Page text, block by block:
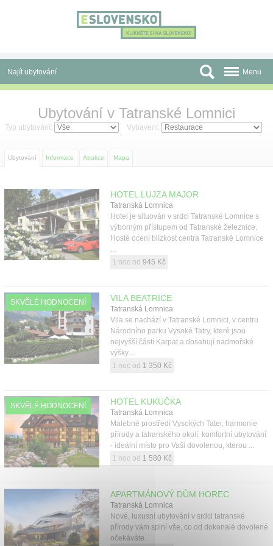
Najít ubytování
Slevy a Last Minute
Před cestou
Atrakce
O nás
Menu
Ubytování v Tatranské Lomnici
Typ ubytování: Vybavení:
Ubytování Informace Atrakce Mapa
HOTEL LUJZA MAJOR
Tatranská Lomnica
Hotel je situován v srdci Tatranské Lomnice s
výborným přístupem od Tatranské železnice.
Hosté ocení blízkost centra Tatranské Lomnice
...
1 noc od 945 Kč
SKVĚLÉ HODNOCENÍ VILA BEATRICE
Tatranská Lomnica
Vila se nachází v Tatranské Lomnici, v centru
Národního parku Vysoké Tatry, které jsou
nejvyšší částí Karpat a dosahují nadmořské
výšky...
1 noc od 1 350 Kč
SKVĚLÉ HODNOCENÍ HOTEL KUKUČKA
Tatranská Lomnica
Malebné prostředí Vysokých Tater, harmonie
přírody a tatranského okolí, komfortní ubytování
- ideální místo pro Vaši dovolenou, kterou ...
1 noc od 1 580 Kč
APARTMÁNOVÝ DŮM HOREC
Tatranská Lomnica
Nové, luxusní ubytování v srdci tatranské
přírody vám splní vše, co od dokonalé dovolené
očekáváte.